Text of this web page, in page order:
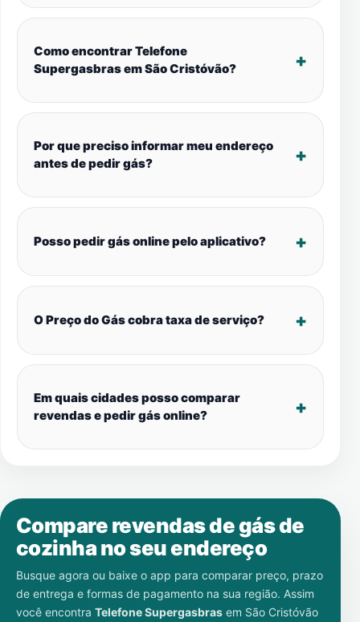
Como encontrar Telefone
Supergasbras em São Cristóvão?
Por que preciso informar meu endereço
antes de pedir gás?
Posso pedir gás online pelo aplicativo?
O Preço do Gás cobra taxa de serviço?
Em quais cidades posso comparar
revendas e pedir gás online?
Compare revendas de gás de
cozinha no seu endereço
Busque agora ou baixe o app para comparar preço, prazo
de entrega e formas de pagamento na sua região. Assim
você encontra Telefone Supergasbras em São Cristóvão